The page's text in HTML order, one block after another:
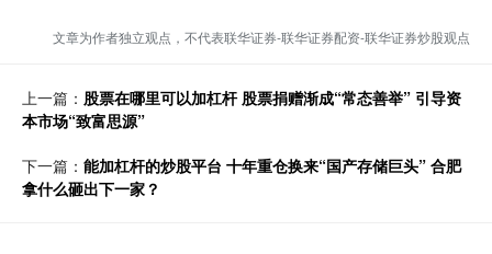
文章为作者独立观点，不代表联华证券-联华证券配资-联华证券炒股观点
上一篇： 股票在哪里可以加杠杆 股票捐赠渐成“常态善举” 引导资
本市场“致富思源”
下一篇： 能加杠杆的炒股平台 十年重仓换来“国产存储巨头” 合肥
拿什么砸出下一家？